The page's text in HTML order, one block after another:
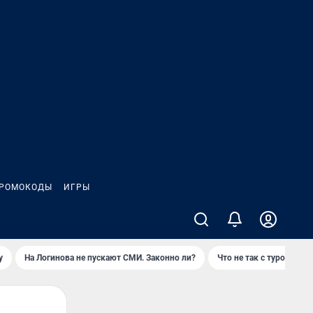
ИГРЫ
На Логинова не пускают СМИ. Законно ли? Что не так с туром на